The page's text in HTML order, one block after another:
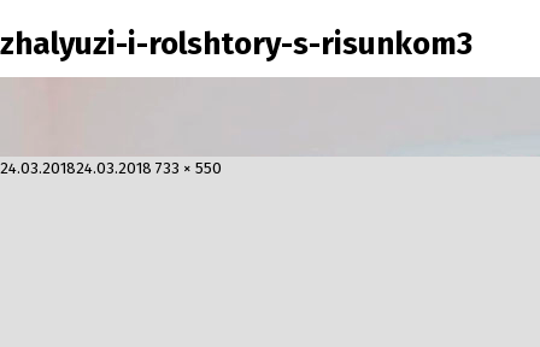
zhalyuzi-i-rolshtory-s-risunkom3
Опубликовано
24.03.201824.03.2018 Полный
733 × 550